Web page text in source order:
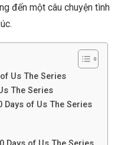
đến một câu chuyện tình
Us The Series
The Series
Days of Us The Series